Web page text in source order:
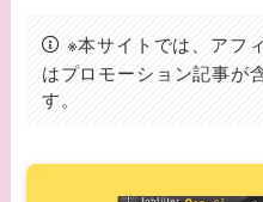
※本サイトでは、アフ
はプロモーション記事が
す。